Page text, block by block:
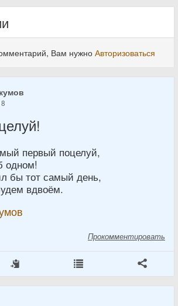
Вам нужно Авторизоваться
первый поцелуй,
одном!
бы тот самый день,
вдвоём.
Прокомментировать